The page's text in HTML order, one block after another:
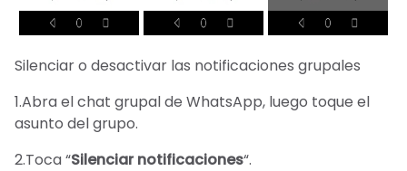
Silenciar o desactivar las notificaciones grupales
1.Abra el chat grupal de WhatsApp, luego toque el
asunto del grupo.
2.Toca “Silenciar notificaciones“.